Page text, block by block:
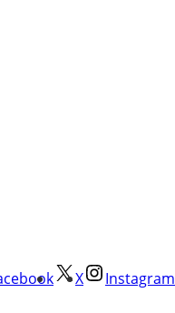
X
Instagram